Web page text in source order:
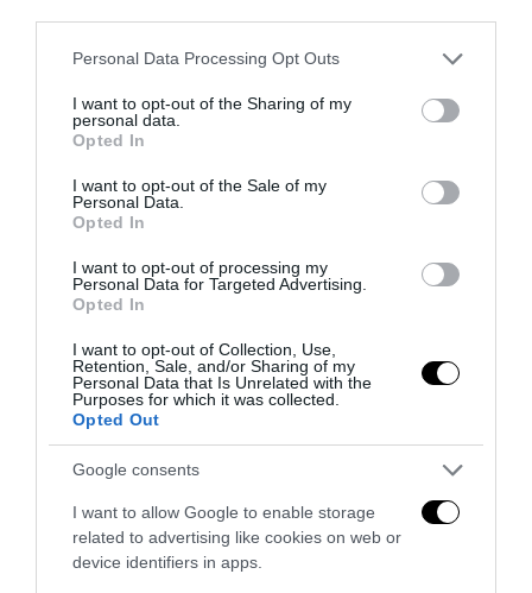
Please note that this website/app uses one or more Google
not limited to your visit or usage behaviour. You may click to
grant or deny consent to Google and its third-party tags to
use your data for below specified purposes in below Google
consent section.
Personal Data Processing Opt Outs
I want to opt-out of the Sharing of my
personal data.
Opted In
I want to opt-out of the Sale of my
Personal Data.
Opted In
I want to opt-out of processing my
Personal Data for Targeted Advertising.
Opted In
I want to opt-out of Collection, Use,
Retention, Sale, and/or Sharing of my
Personal Data that Is Unrelated with the
Purposes for which it was collected.
Opted Out
Google consents
I want to allow Google to enable storage
related to advertising like cookies on web or
device identifiers in apps.
Quando il rottame vale di più: il mercato delle soluzioni
per compattare gli scarti...
Arriva SEO SERP, la suite italiana che scrive contenuti
analizzando i competitor di prima...